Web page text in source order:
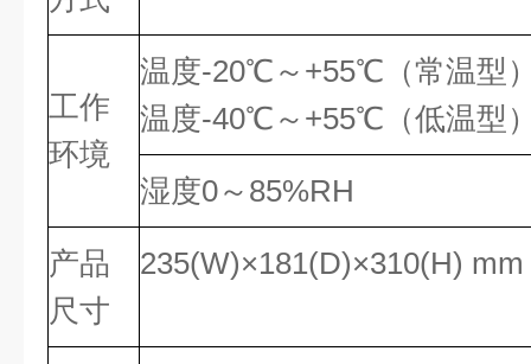
工作
环境
温度-20℃～+55℃（常温型
温度-40℃～+55℃（低温型
湿度0～85%RH
产品
尺寸
235(W)×181(D)×310(H) mm